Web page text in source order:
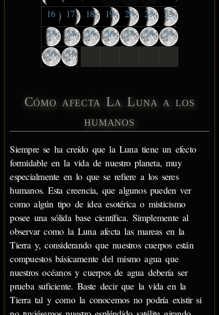
16 17 18 19 20 21
22
23
24 25 26 27 28
29
30
31
Cómo afecta La Luna a los
humanos
Siempre se ha creído que la Luna tiene un efecto
formidable en la vida de nuestro planeta, muy
especialmente en lo que se refiere a los seres
humanos. Esta creencia, que algunos pueden ver
como algún tipo de idea esotérica o misticismo
posee una sólida base científica. Simplemente al
observar como la Luna afecta las mareas en la
Tierra y, considerando que nuestros cuerpos están
compuestos básicamente del mismo agua que
nuestros océanos y cuerpos de agua debería ser
prueba suficiente. Baste decir que la vida en la
Tierra tal y como la conocemos no podría existir si